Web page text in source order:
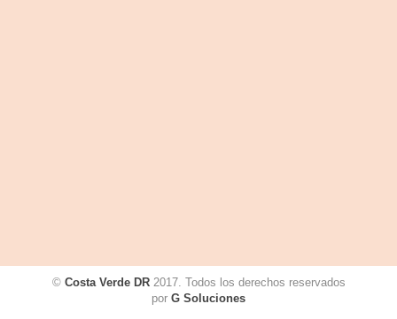
© Costa Verde DR2017. Todos los derechos reservados
por G Soluciones